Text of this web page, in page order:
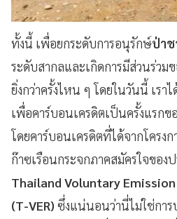
ทั้งนี้ เพื่อยกระดับการอนุรักษ์ป่าช
ระดับสากลและเกิดการมีส่วนร่ว
ยิ่งกว่าครั้งไหน ๆ โดยในวันนี้ เรา
เพื่อคาร์บอนเครดิตเป็นครั้งแรกข
โดยคาร์บอนเครดิตที่ได้จากโครง
ก๊าซเรือนกระจกภาคสมัครใจของ
Thailand Voluntary
(T-VER) ซึ่งแน่นอนว่านี่ไม่ใช่กา